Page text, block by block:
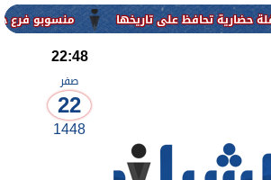
منسوبو فرع جامعة
22:48
صفر
22
1448